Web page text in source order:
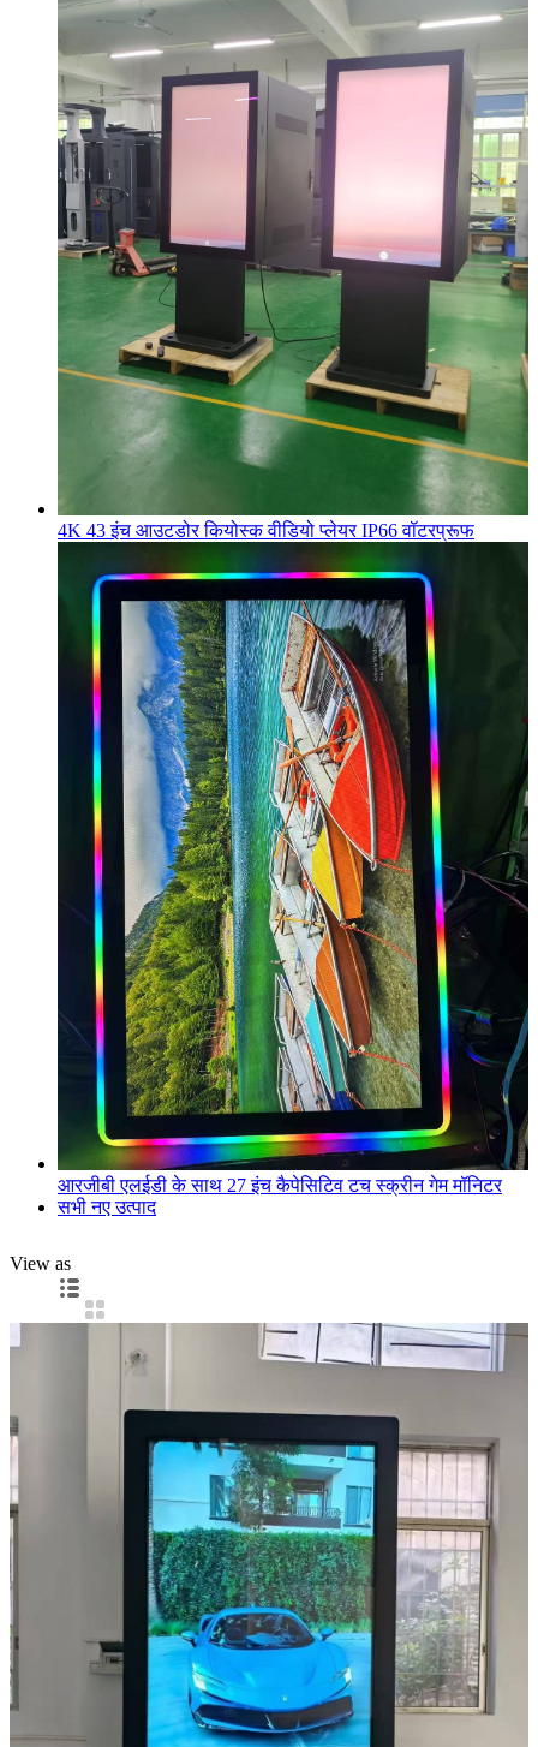
4K 43 इंच आउटडोर कियोस्क वीडियो प्लेयर IP66 वॉटरप्रूफ
आरजीबी एलईडी के साथ 27 इंच कैपेसिटिव टच स्क्रीन गेम मॉनिटर
सभी नए उत्पाद
View as